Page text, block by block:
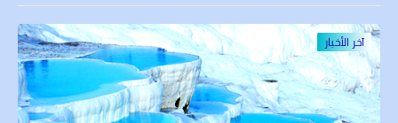
آخر الأخبار